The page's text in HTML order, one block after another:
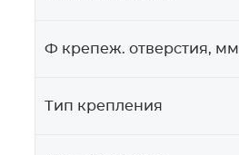
Ф крепеж. отверстия, мм
Тип крепления